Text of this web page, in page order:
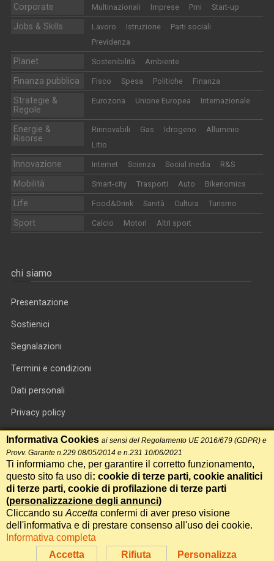
Corporate Multinazionali Imprese Pmi Start-up
Jobs & Skills Lavoro Istruzione
Parti sociali
Previdenza
Planet Sostenibilità Ambiente
Finanza pubblica Fisco Spesa Politiche Finanza
Strategie &
Regole
Eurozona Unione Europea Internazionale
Energie &
Risorse
Rinnovabili Gas Idrogeno
Alluminio
Litio
Innovazione Internet Scienza Social media R&S
Mobilità Smart-city Trasporti Auto Bikenomics
Life Food&Drink Sanità Cultura Turismo
Sport Calcio Motori Altri sport
chi siamo
Presentazione
Sostienici
Segnalazioni
Termini e condizioni
Dati personali
Privacy policy
Informativa cookie
RSS feed
RSS Top News
Contatti
International Communication S.r.l. • P.IVA 14478081004 • Testata
giornalistica n.191, reg. Tribunale di Roma del 14/12/2017
Accetta Rifiuta Personalizza
Informativa Cookies ai sensi del Regolamento UE 2016/679 (GDPR) e
Provv. Garante n.229 08/05/2014 e n.231 10/06/2021
Ti informiamo che, per garantire il corretto funzionamento,
questo sito fa uso di: cookie di terze parti, cookie analitici
di terze parti, cookie di profilazione di terze parti
(personalizzazione degli annunci)
Cliccando su Accetta confermi di aver preso visione
dell'informativa e di prestare consenso all'uso dei cookie.
Informativa completa